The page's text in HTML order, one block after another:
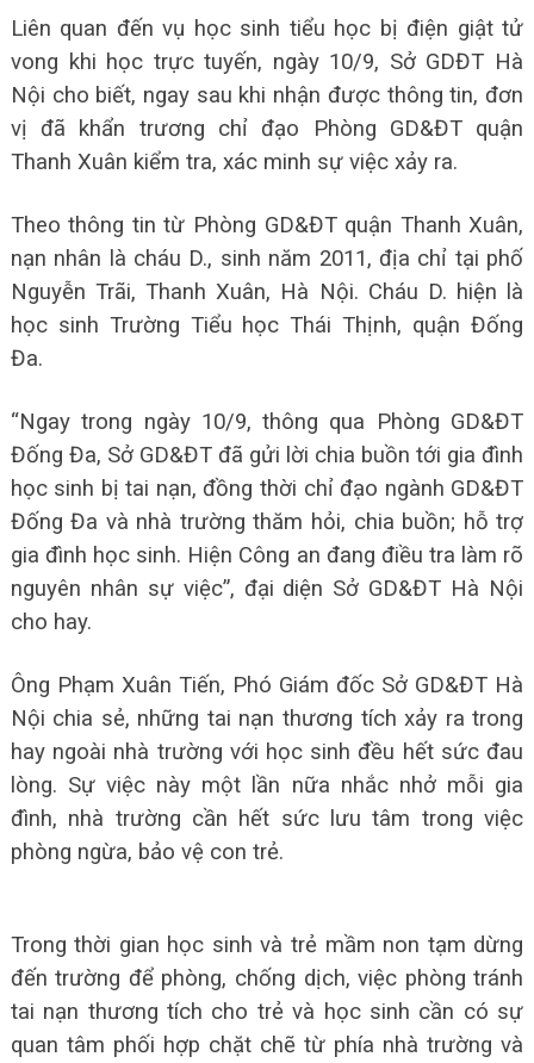
Liên quan đến vụ học sinh tiểu học bị điện giật tử
vong khi học trực tuyến, ngày 10/9, Sở GDĐT Hà
Nội cho biết, ngay sau khi nhận được thông tin, đơn
vị đã khẩn trương chỉ đạo Phòng GD&ĐT quận
Thanh Xuân kiểm tra, xác minh sự việc xảy ra.
Theo thông tin từ Phòng GD&ĐT quận Thanh Xuân,
nạn nhân là cháu D., sinh năm 2011, địa chỉ tại phố
Nguyễn Trãi, Thanh Xuân, Hà Nội. Cháu D. hiện là
học sinh Trường Tiểu học Thái Thịnh, quận Đống
Đa.
“Ngay trong ngày 10/9, thông qua Phòng GD&ĐT
Đống Đa, Sở GD&ĐT đã gửi lời chia buồn tới gia đình
học sinh bị tai nạn, đồng thời chỉ đạo ngành GD&ĐT
Đống Đa và nhà trường thăm hỏi, chia buồn; hỗ trợ
gia đình học sinh. Hiện Công an đang điều tra làm rõ
nguyên nhân sự việc”, đại diện Sở GD&ĐT Hà Nội
cho hay.
Ông Phạm Xuân Tiến, Phó Giám đốc Sở GD&ĐT Hà
Nội chia sẻ, những tai nạn thương tích xảy ra trong
hay ngoài nhà trường với học sinh đều hết sức đau
lòng. Sự việc này một lần nữa nhắc nhở mỗi gia
đình, nhà trường cần hết sức lưu tâm trong việc
phòng ngừa, bảo vệ con trẻ.
Trong thời gian học sinh và trẻ mầm non tạm dừng
đến trường để phòng, chống dịch, việc phòng tránh
tai nạn thương tích cho trẻ và học sinh cần có sự
quan tâm phối hợp chặt chẽ từ phía nhà trường và